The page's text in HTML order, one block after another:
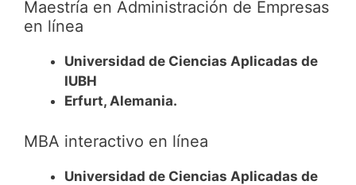
Maestría en Administración de Empresas
en línea
Universidad de Ciencias Aplicadas de
IUBH
Erfurt, Alemania.
MBA interactivo en línea
Universidad de Ciencias Aplicadas de